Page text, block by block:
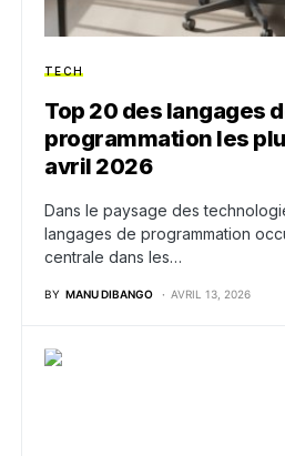
TECH
Top 20 des langages
programmation les
avril 2026
Dans le paysage des
langages de programmation
centrale dans les…
BY MANU DIBANGO AVRIL 13, 2026